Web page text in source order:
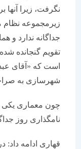
نگرفت، زیرا آنها بر
زیرمجموعه نظام
تقویم گنجانده شده
است که «آقای
شهرسازی به صراحت
چون معماری یکی از
نامگذاری روز جداگانه
قهاری ادامه داد: در